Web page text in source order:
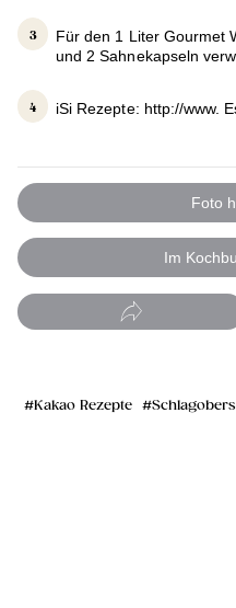
Für den 1 Liter Gourmet
und 2 Sahnekapseln
iSi Rezepte: http://www.
Foto
Im
Kakao Rezepte